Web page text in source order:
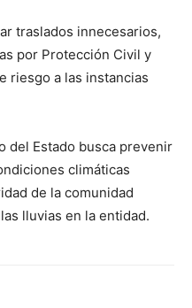
traslados innecesarios,
por Protección Civil y
riesgo a las instancias
del Estado busca prevenir
climáticas
de la comunidad
lluvias en la entidad.